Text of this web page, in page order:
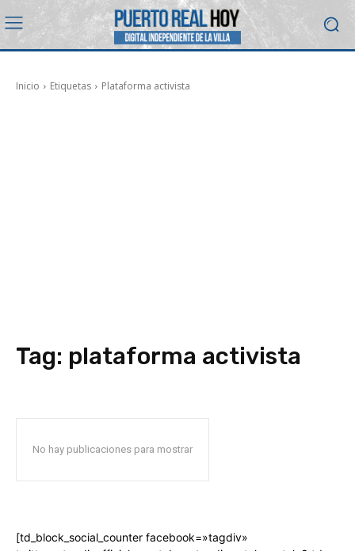
Inicio Etiquetas Plataforma activista
Tag: plataforma activista
No hay publicaciones para mostrar
[td_block_social_counter facebook=»tagdiv»